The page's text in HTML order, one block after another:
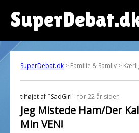
SuperDebat.dk > Familie & Samliv >
tilføjet af ¨SadGirl¨ for 22 år siden
Jeg Mistede Ham/Der
Min VEN!